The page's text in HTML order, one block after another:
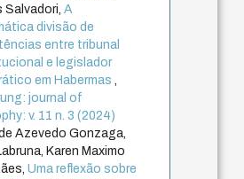
Salvadori,A
divisão de
entre tribunal
e legislador
em Habermas,
journal of
v. 11 n. 3 (2024)
Azevedo Gonzaga,
Karen Maximo
Uma reflexão sobre